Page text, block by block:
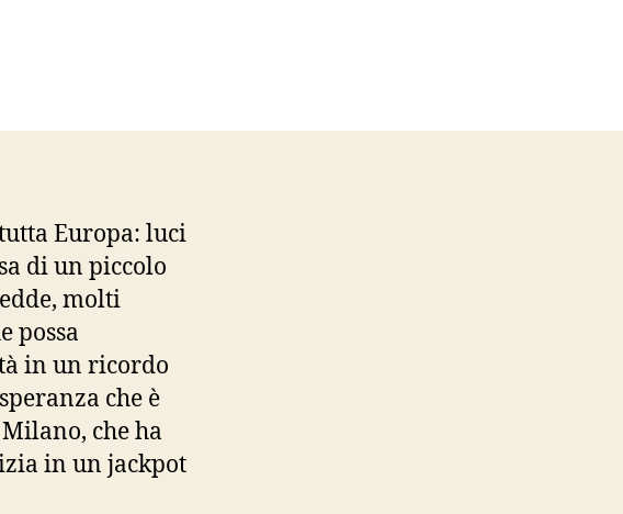
Europa: luci
di un piccolo
molti
possa
in un ricordo
che è
che ha
in un jackpot